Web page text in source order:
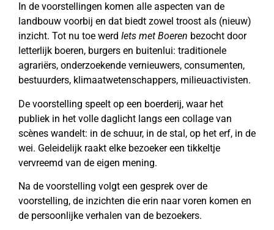
In de voorstellingen komen alle aspecten van de
landbouw voorbij en dat biedt zowel troost als (nieuw)
inzicht. Tot nu toe werd Iets met Boeren bezocht door
letterlijk boeren, burgers en buitenlui: traditionele
agrariërs, onderzoekende vernieuwers, consumenten,
bestuurders, klimaatwetenschappers, milieuactivisten.
De voorstelling speelt op een boerderij, waar het
publiek in het volle daglicht langs een collage van
scènes wandelt: in de schuur, in de stal, op het erf, in de
wei. Geleidelijk raakt elke bezoeker een tikkeltje
vervreemd van de eigen mening.
Na de voorstelling volgt een gesprek over de
voorstelling, de inzichten die erin naar voren komen en
de persoonlijke verhalen van de bezoekers.